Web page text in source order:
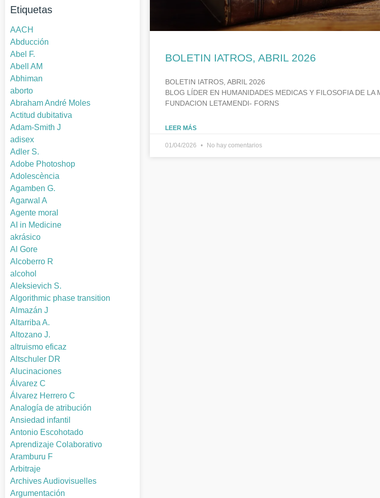
Etiquetas
AACH
Abducción
Abel F.
Abell AM
Abhiman
aborto
Abraham André Moles
Actitud dubitativa
Adam-Smith J
adisex
Adler S.
Adobe Photoshop
Adolescència
Agamben G.
Agarwal A
Agente moral
AI in Medicine
akrásico
Al Gore
Alcoberro R
alcohol
Aleksievich S.
Algorithmic phase transition
Almazán J
Altarriba A.
Altozano J.
altruismo eficaz
Altschuler DR
Alucinaciones
Álvarez C
Álvarez Herrero C
Analogía de atribución
Ansiedad infantil
Antonio Escohotado
Aprendizaje Colaborativo
Aramburu F
Arbitraje
Archives Audiovisuelles
Argumentación
BOLETIN IATROS, ABRIL 2026
BOLETIN IATROS, ABRIL 2026
BLOG LÍDER EN HUMANIDADES MEDICAS Y FILOSOFIA DE LA
FUNDACION LETAMENDI- FORNS
LEER MÁS
01/04/2026 No hay comentarios